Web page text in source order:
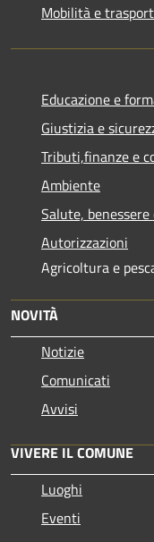
Mobilità e
Educazione e
Giustizia e
Tributi,finanze e
Ambiente
Salute,
Autorizzazioni
Agricoltura e
NOVITÀ
Notizie
Comunicati
Avvisi
VIVERE IL COMUNE
Luoghi
Eventi